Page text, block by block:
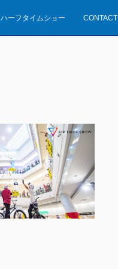
ハーフタイムショー CONTACT